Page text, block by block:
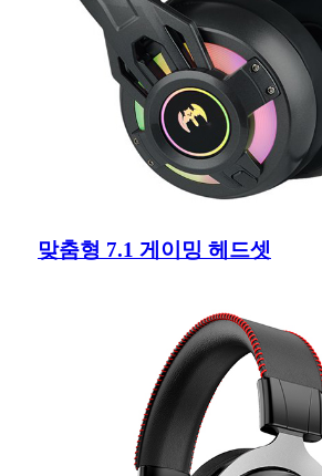
맞춤형 7.1 게이밍 헤드셋